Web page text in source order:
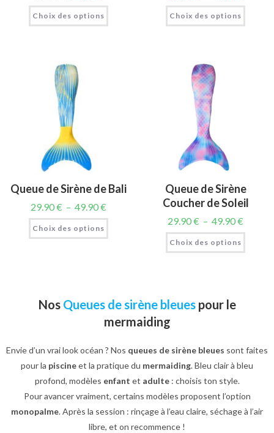
Choix des options Choix des options
Queue de Sirène de Bali
29.90€ – 49.90€
Choix des options
Queue de Sirène
Coucher de Soleil
29.90€ – 49.90€
Choix des options
Nos Queues de sirène bleuespour le
mermaiding
Envie d’un vrai look océan ? Nos queues de sirène bleues sont faites
pour la piscineet la pratique du mermaiding. Bleu clair à bleu
profond, modèles enfant et adulte: choisis ton style.
Pour avancer vraiment, certains modèles proposent l’option
monopalme. Après la session : rinçage à l’eau claire, séchage à l’air
libre, et on recommence !